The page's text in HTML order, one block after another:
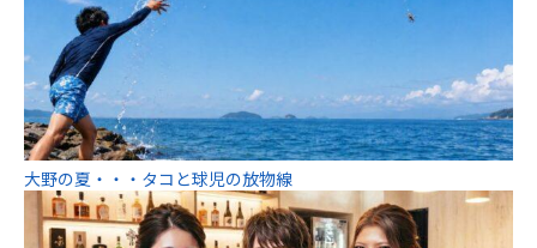
大野の夏・・・タコと球児の放物線